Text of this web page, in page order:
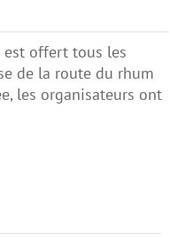
est offert tous les
de la route du rhum
les organisateurs ont